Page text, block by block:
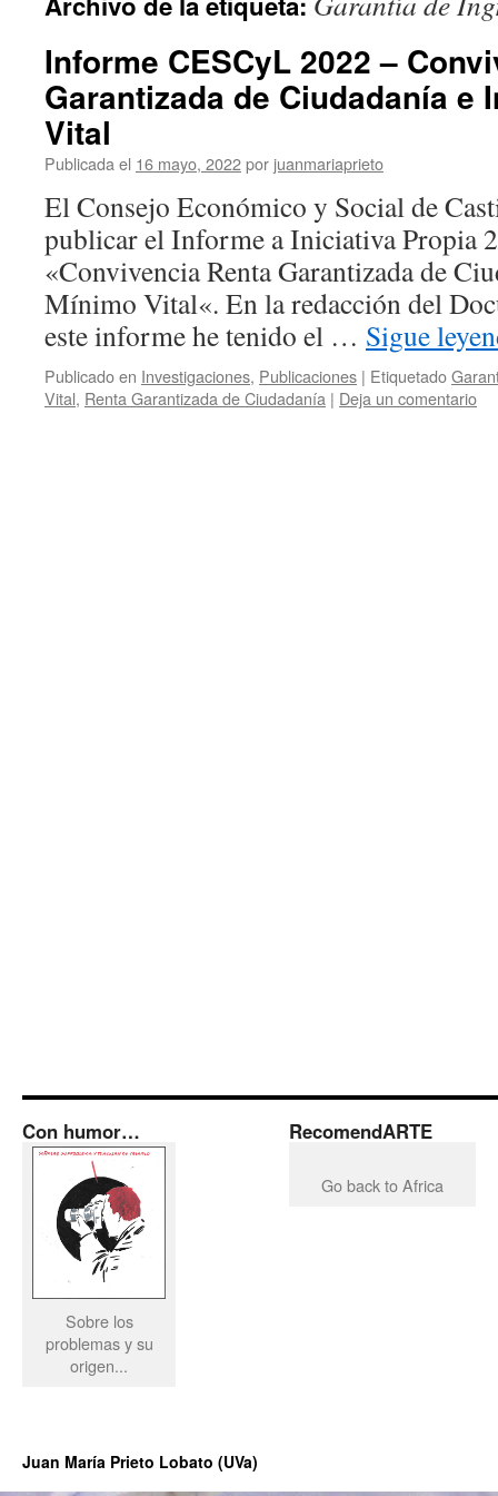
Informe CESCyL 2022 –
Garantizada de Ciudadanía e
Vital
Publicada el 16 mayo, 2022por juanmariaprieto
El Consejo Económico y Social de
publicar el Informe a Iniciativa Propia
«Convivencia Renta Garantizada de
Mínimo Vital«. En la redacción del
este informe he tenido el … Sigue
Publicado en Investigaciones, Publicaciones | Etiquetado
Vital, Renta Garantizada de Ciudadanía | Deja un comentario
Con humor…
Sobre los
problemas y su
origen...
RecomendARTE
Go back to Africa
Juan María Prieto Lobato (UVa)